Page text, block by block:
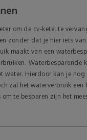
om de cv-ketel te
zonder dat je hier iets
maakt van een
Waterbesparende
water. Hierdoor kan je
zal het waterverbruik
te besparen zijn het